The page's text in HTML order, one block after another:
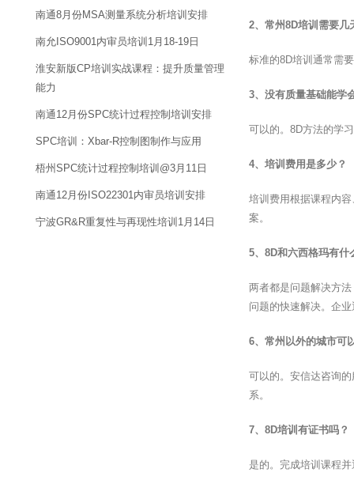
2、常州8D培训需要几
标准的8D培训通常需
3、没有质量基础能学
可以的。8D方法的学
4、培训费用是多少？
培训费用根据课程内
案。
5、8D和六西格玛有什
两者都是问题解决方
问题的快速解决。企
6、常州以外的城市可
可以的。安信达咨询
系。
7、8D培训有证书吗？
是的。完成培训课程
南通8月份MSA测量系统分析培训安排
南允ISO9001内审员培训1月18-19日
淮安新版CP培训实战课程：提升质量管理
能力
南通12月份SPC统计过程控制培训安排
SPC培训：Xbar-R控制图制作与应用
梧州SPC统计过程控制培训@3月11日
南通12月份ISO22301内审员培训安排
宁波GR&R重复性与再现性培训1月14日